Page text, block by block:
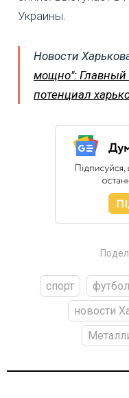
Украины.
Новости
мощно": Главный
потенциал
спорт футбол
новости